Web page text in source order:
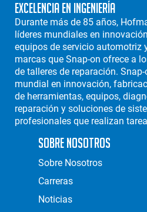
Excelencia en Ingeniería
Durante más de 85 años,
líderes mundiales en
equipos de servicio automotriz
marcas que Snap-on ofrece a
de talleres de reparación.
mundial en innovación,
de herramientas, equipos,
reparación y soluciones de
profesionales que realizan
Sobre Nosotros
Sobre Nosotros
Carreras
Noticias